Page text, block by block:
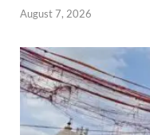
August 7, 2026